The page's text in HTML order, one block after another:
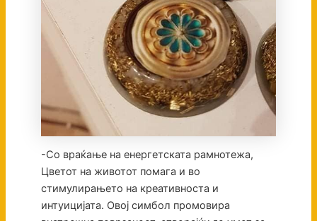
-Со враќање на енергетската рамнотежа,
Цветот на животот помага и во
стимулирањето на креативноста и
интуицијата. Овој симбол промовира